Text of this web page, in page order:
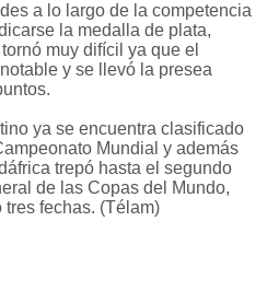
a lo largo de la competencia
la medalla de plata,
muy difícil ya que el
y se llevó la presea
ya se encuentra clasificado
Mundial y además
trepó hasta el segundo
de las Copas del Mundo,
tres fechas. (Télam)